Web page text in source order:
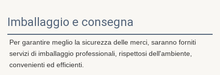
Imballaggio e consegna
Per garantire meglio la sicurezza delle merci, saranno forniti
servizi di imballaggio professionali, rispettosi dell'ambiente,
convenienti ed efficienti.